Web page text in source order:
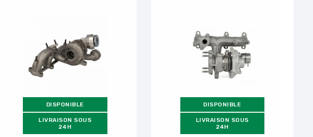
DISPONIBLE
LIVRAISON SOUS
24H
DISPONIBLE
LIVRAISON SOUS
24H